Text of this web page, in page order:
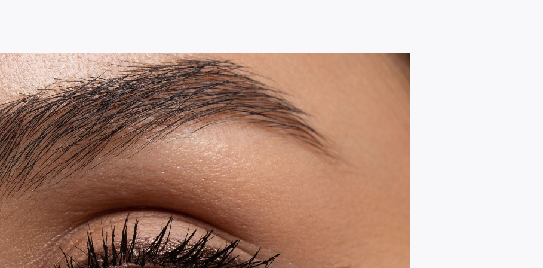
Правило 2. Красная помада требует идеальной
базы
Даже в дневном макияже красная помада требовательна:
тон кожи должен быть идеальным. Днем можно
использовать неплотные BB и CC кремы, вечером —
тональные средства с любимым финишем. Мы рекомендуем
не пренебрегать этим правилом: красный, а особенно
холодный красный, делает пятнышки, сосуды и прочие